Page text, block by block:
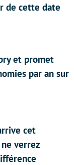
de cette date
et promet
par an sur
cet
verrez